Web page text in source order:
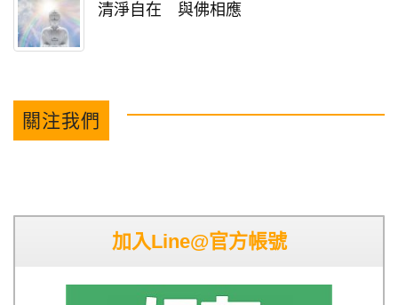
清淨自在 與佛相應
關注我們
加入Line@官方帳號